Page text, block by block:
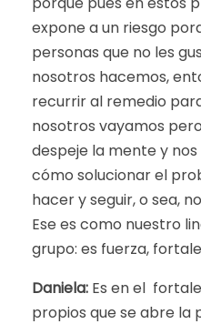
expone a un riesgo
personas que no les
nosotros hacemos,
recurrir al remedio
nosotros vayamos
despeje la mente y
cómo solucionar el
hacer y seguir, o sea,
Ese es como nuestro
grupo: es fuerza,
Daniela: Es en el
propios que se abre la